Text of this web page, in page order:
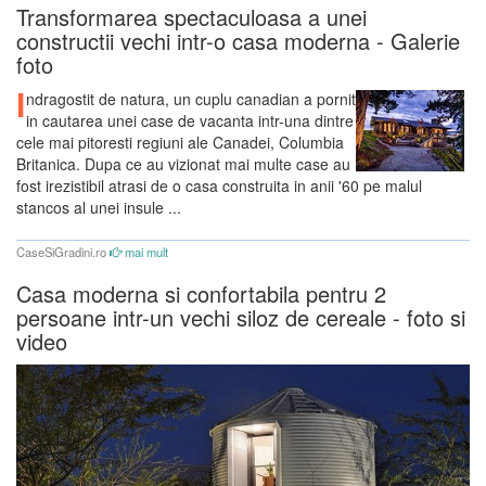
Transformarea spectaculoasa a unei
constructii vechi intr-o casa moderna - Galerie
foto
Indragostit de natura, un cuplu canadian a pornit
in cautarea unei case de vacanta intr-una dintre
cele mai pitoresti regiuni ale Canadei, Columbia
Britanica. Dupa ce au vizionat mai multe case au
fost irezistibil atrasi de o casa construita in anii '60 pe malul
stancos al unei insule ...
CaseSiGradini.ro mai mult
Casa moderna si confortabila pentru 2
persoane intr-un vechi siloz de cereale - foto si
video